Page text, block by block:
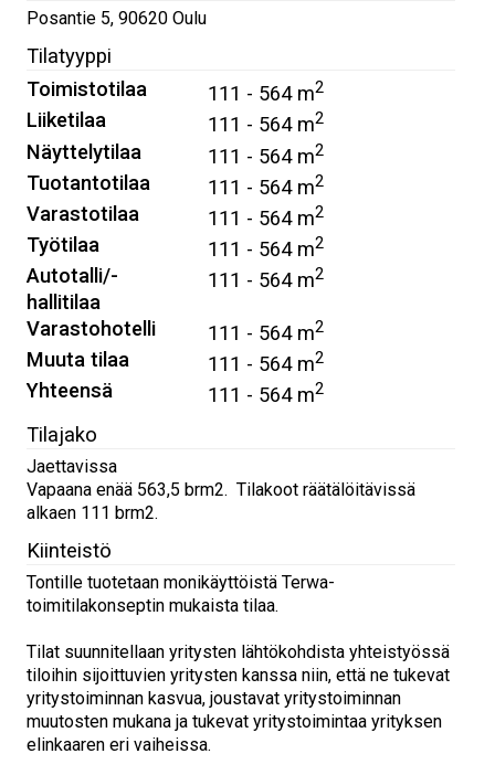
Posantie 5, 90620 Oulu
Tilatyyppi
Toimistotilaa
111 - 564 m2
Liiketilaa 111 - 564 m2
Näyttelytilaa 111 - 564 m2
Tuotantotilaa 111 - 564 m2
Varastotilaa 111 - 564 m2
Työtilaa 111 - 564 m2
Autotalli/-
hallitilaa
111 - 564 m2
Varastohotelli 111 - 564 m2
Muuta tilaa 111 - 564 m2
Yhteensä 111 - 564 m2
Tilajako
Jaettavissa
Vapaana enää 563,5 brm2. Tilakoot räätälöitävissä
alkaen 111 brm2.
Kiinteistö
Tontille tuotetaan monikäyttöistä Terwa-
toimitilakonseptin mukaista tilaa.
Tilat suunnitellaan yritysten lähtökohdista yhteistyössä
tiloihin sijoittuvien yritysten kanssa niin, että ne tukevat
yritystoiminnan kasvua, joustavat yritystoiminnan
muutosten mukana ja tukevat yritystoimintaa yrityksen
elinkaaren eri vaiheissa.